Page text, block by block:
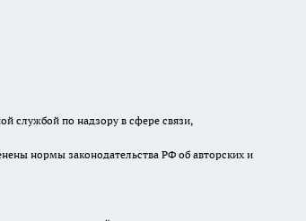
службой по надзору в сфере связи,
нормы законодательства РФ об авторских и